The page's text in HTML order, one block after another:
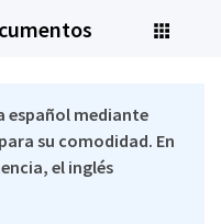
español mediante
su comodidad. En
el inglés